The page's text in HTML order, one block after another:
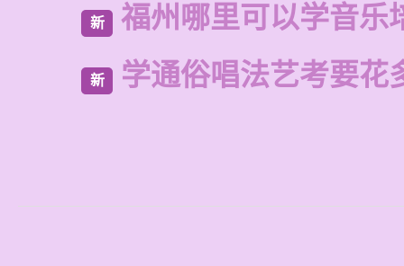
新 福州哪里可以学音乐
新 学通俗唱法艺考要花